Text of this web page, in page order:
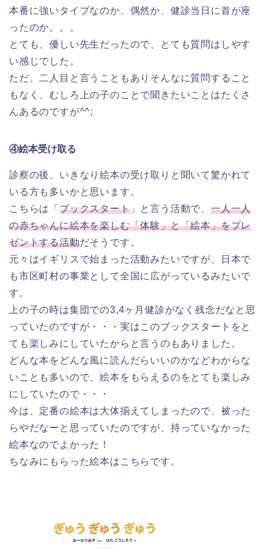
本番に強いタイプなのか、偶然か、健診当日に首が座
ったのか。。。
とても、優しい先生だったので、とても質問はしやす
い感じでした。
ただ、二人目と言うこともありそんなに質問すること
もなく、むしろ上の子のことで聞きたいことはたくさ
んあるのですが^^;
④絵本受け取る
診察の後、いきなり絵本の受け取りと聞いて驚かれて
いる方も多いかと思います。
こちらは「 ブックスタート」と言う活動で、一人一人
の赤ちゃんに絵本を楽しむ「体験」と「絵本」をプレ
ゼントする活動だそうです。
元々はイギリスで始まった活動みたいですが、日本で
も市区町村の事業として全国に広がっているみたいで
す。
上の子の時は集団での3,4ヶ月健診がなく残念だなと思
っていたのですが・・・実はこのブックスタートをと
ても楽しみにしていたからと言うのもありました。
どんな本をどんな風に読んだらいいのかなどわからな
いことも多いので、絵本をもらえるのをとても楽しみ
にしていたので・・・
今は、定番の絵本は大体揃えてしまったので、被った
らやだなーと思っていたのですが、持っていなかった
絵本なのでよかった！
ちなみにもらった絵本はこちらです。